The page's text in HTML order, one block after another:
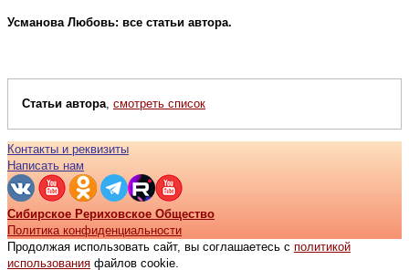
Усманова Любовь: все статьи автора.
Статьи автора, смотреть список
Контакты и реквизиты
Написать нам
Сибирское Рериховское Общество
Политика конфиденциальности
Продолжая использовать сайт, вы соглашаетесь с политикой
использования файлов cookie.